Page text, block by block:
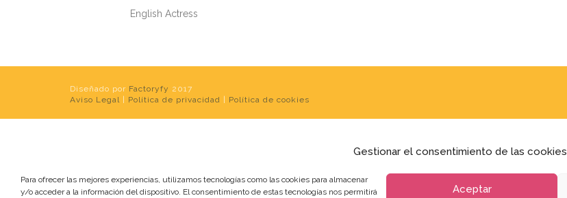
Gestionar el consentimiento de las cookies
Para ofrecer las mejores experiencias, utilizamos tecnologías como las cookies para almacenar
y/o acceder a la información del dispositivo. El consentimiento de estas tecnologías nos permitirá
Aceptar
English Actress
Diseñado por Factoryfy 2017
Aviso Legal
Política de privacidad Política de cookies